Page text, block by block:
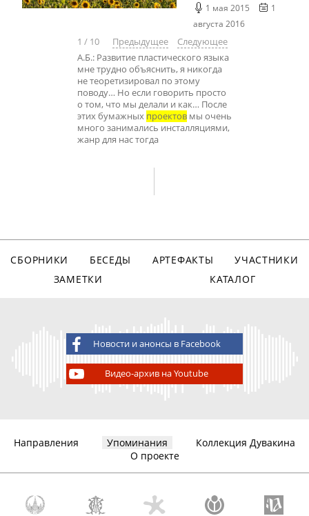
1 мая 2015
1
августа 2016
1 / 10 Предыдущее
Следующее
А.Б.: Развитие пластического языка
мне трудно объяснить, я никогда
не теоретизировал по этому
поводу… Но если говорить просто
о том, что мы делали и как… После
этих бумажных проектов мы очень
много занимались инсталляциями,
жанр для нас тогда
СБОРНИКИ БЕСЕДЫ АРТЕФАКТЫ
УЧАСТНИКИ
ЗАМЕТКИ
КАТАЛОГ
Новости и анонсы в Facebook
Видео-архив на Youtube
Направления Упоминания
Коллекция Дувакина
О проекте